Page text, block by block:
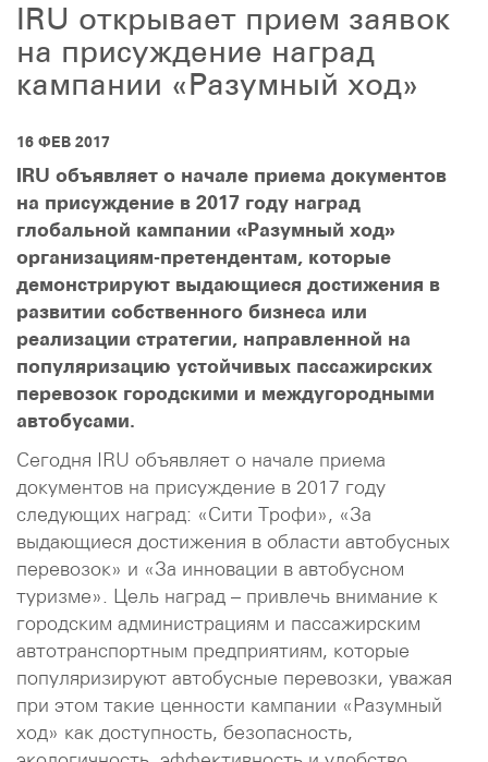
IRU открывает прием заявок
на присуждение наград
кампании «Разумный ход»
16 ФЕВ 2017
IRU объявляет о начале приема документов
на присуждение в 2017 году наград
глобальной кампании «Разумный ход»
организациям-претендентам, которые
демонстрируют выдающиеся достижения в
развитии собственного бизнеса или
реализации стратегии, направленной на
популяризацию устойчивых пассажирских
перевозок городскими и междугородными
автобусами.
Сегодня IRU объявляет о начале приема
документов на присуждение в 2017 году
следующих наград: «Сити Трофи», «За
выдающиеся достижения в области автобусных
перевозок» и «За инновации в автобусном
туризме». Цель наград – привлечь внимание к
городским администрациям и пассажирским
автотранспортным предприятиям, которые
популяризируют автобусные перевозки, уважая
при этом такие ценности кампании «Разумный
ход» как доступность, безопасность,